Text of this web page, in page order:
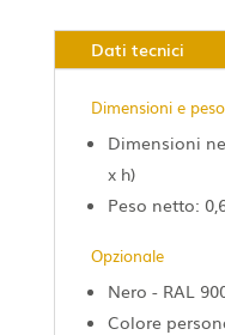
Dati tecnici
Dimensioni e peso
Dimensioni
x h)
Peso netto:
Opzionale
Nero - RAL
Colore